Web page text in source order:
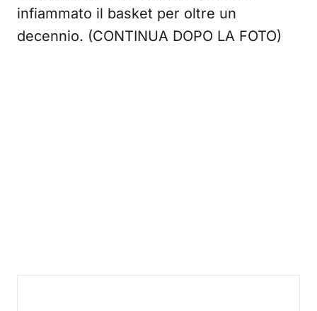
infiammato il basket per oltre un
decennio. (CONTINUA DOPO LA FOTO)